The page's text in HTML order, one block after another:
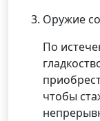
Оружие
По
чтобы